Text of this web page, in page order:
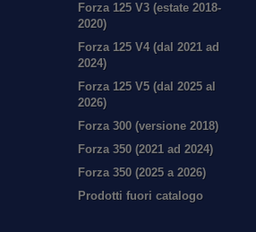
Forza 125 V3 (estate 2018-
2020)
Forza 125 V4 (dal 2021 ad
2024)
Forza 125 V5 (dal 2025 al
2026)
Forza 300 (versione 2018)
Forza 350 (2021 ad 2024)
Forza 350 (2025 a 2026)
Prodotti fuori catalogo